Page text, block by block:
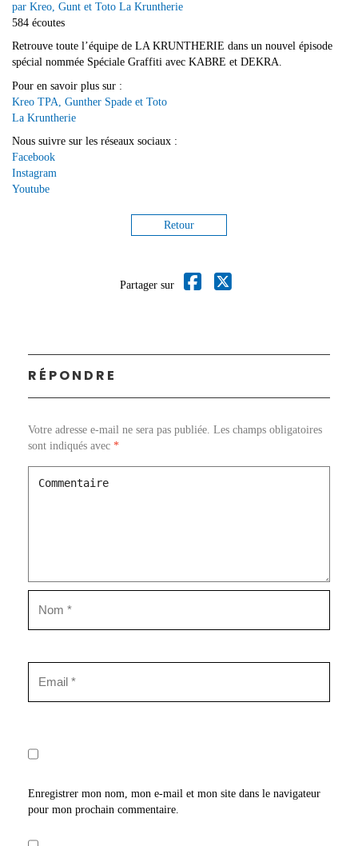
par Kreo, Gunt et Toto La Kruntherie
584 écoutes
Retrouve toute l’équipe de LA KRUNTHERIE dans un nouvel épisode
spécial nommée Spéciale Graffiti avec KABRE et DEKRA.
Pour en savoir plus sur :
Kreo TPA, Gunther Spade et Toto
La Kruntherie
Nous suivre sur les réseaux sociaux :
Facebook
Instagram
Youtube
Retour
Partager sur
RÉPONDRE
Votre adresse e-mail ne sera pas publiée. Les champs obligatoires
sont indiqués avec *
Enregistrer mon nom, mon e-mail et mon site dans le navigateur
pour mon prochain commentaire.